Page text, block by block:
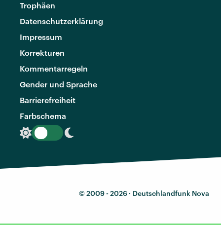
Trophäen
Datenschutzerklärung
Impressum
Korrekturen
Kommentarregeln
Gender und Sprache
Barrierefreiheit
Farbschema
© 2009 - 2026 · Deutschlandfunk Nova